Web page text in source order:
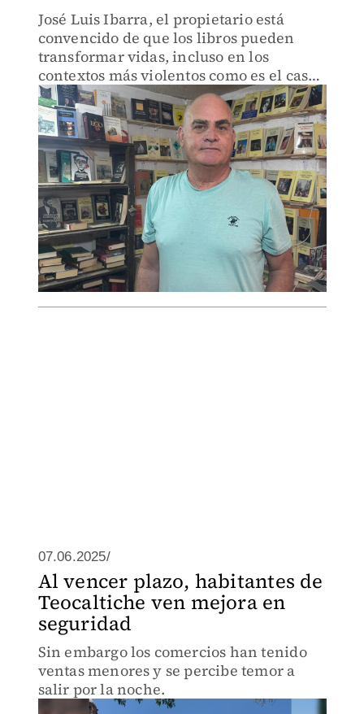
José Luis Ibarra, el propietario está
convencido de que los libros pueden
transformar vidas, incluso en los
contextos más violentos como es el caso
de este municipio de la región Altos
Norte de Jalisco.
07.06.2025/
Al vencer plazo, habitantes de
Teocaltiche ven mejora en
seguridad
Sin embargo los comercios han tenido
ventas menores y se percibe temor a
salir por la noche.